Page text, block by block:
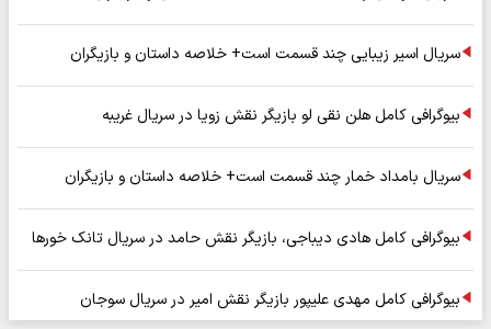
سریال اسیر زیبایی چند قسمت است+ خلاصه داستان و بازیگران
بیوگرافی کامل هلن نقی لو بازیگر نقش زویا در سریال غریبه
سریال بامداد خمار چند قسمت است+ خلاصه داستان و بازیگران
بیوگرافی کامل هادی دیباجی، بازیگر نقش حامد در سریال تانک خورها
بیوگرافی کامل مهدی علیپور بازیگر نقش امیر در سریال سوجان